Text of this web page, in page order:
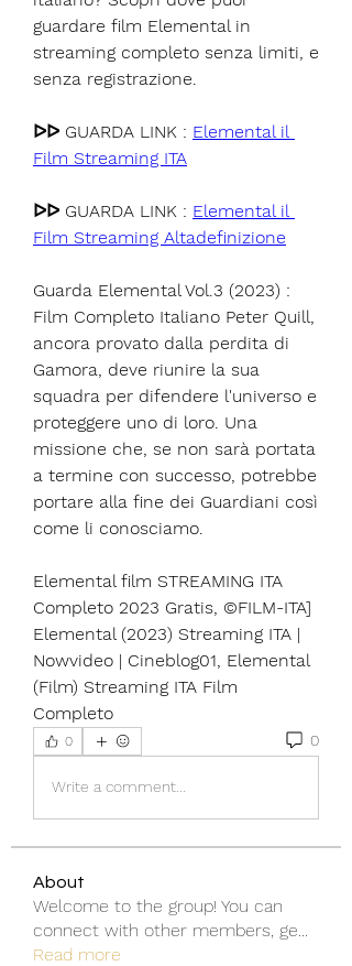
guardare film Elemental in
streaming completo senza limiti, e
senza registrazione.
ᐅᐅ GUARDA LINK : Elemental il
Film Streaming ITA
ᐅᐅ GUARDA LINK : Elemental il
Film Streaming Altadefinizione
Guarda Elemental Vol.3 (2023) :
Film Completo Italiano Peter Quill,
ancora provato dalla perdita di
Gamora, deve riunire la sua
squadra per difendere l'universo e
proteggere uno di loro. Una
missione che, se non sarà portata
a termine con successo, potrebbe
portare alla fine dei Guardiani così
come li conosciamo.
Elemental film STREAMING ITA
Completo 2023 Gratis, ©FILM-ITA]
Elemental (2023) Streaming ITA |
Nowvideo | Cineblog01, Elemental
(Film) Streaming ITA Film
Completo
0 0
Write a comment...
About
Welcome to the group! You can
connect with other members, ge
Read more